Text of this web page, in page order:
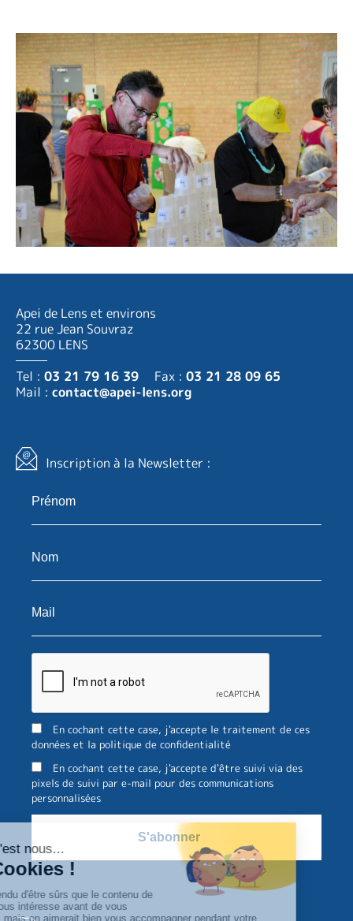
Apei de Lens et environs
22 rue Jean Souvraz
62300 LENS
Tel : 03 21 79 16 39 Fax : 03 21 28 09 65
Mail : contact@apei-lens.org
Inscription à la Newsletter :
En cochant cette case, j'accepte le traitement de ces
données et la politique de confidentialité
En cochant cette case, j'accepte d'être suivi via des
pixels de suivi par e-mail pour des communications
personnalisées